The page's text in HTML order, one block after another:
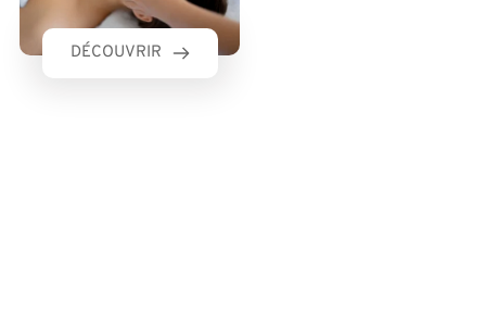
DÉCOUVRIR